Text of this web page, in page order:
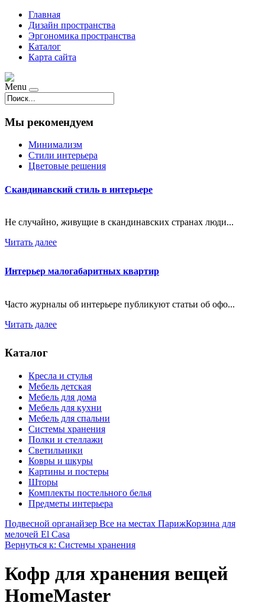
Главная
Дизайн пространства
Эргономика пространства
Каталог
Карта сайта
Menu
Мы рекомендуем
Минимализм
Стили интерьера
Цветовые решения
Скандинавский стиль в интерьере
Не случайно, живущие в скандинавских странах люди...
Читать далее
Интерьер малогабаритных квартир
Часто журналы об интерьере публикуют статьи об офо...
Читать далее
Каталог
Кресла и стулья
Мебель детская
Мебель для дома
Мебель для кухни
Мебель для спальни
Системы хранения
Полки и стеллажи
Светильники
Ковры и шкуры
Картины и постеры
Шторы
Комплекты постельного белья
Предметы интерьера
Подвесной органайзер Все на местах ПарижКорзина для
мелочей El Casa
Вернуться к: Системы хранения
Кофр для хранения вещей
HomeMaster